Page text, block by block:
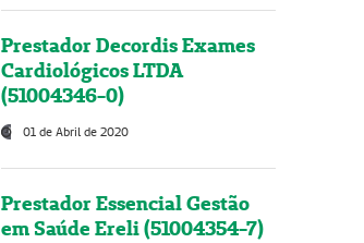
Prestador Decordis Exames
Cardiológicos LTDA
(51004346-0)
01 de Abril de 2020
Prestador Essencial Gestão
em Saúde Ereli (51004354-7)